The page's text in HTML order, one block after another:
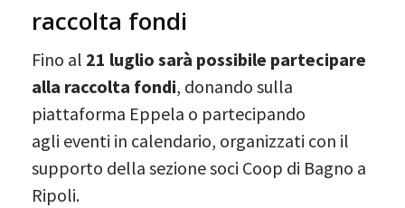
raccolta fondi
Fino al 21 luglio sarà possibile partecipare
alla raccolta fondi, donando sulla
piattaforma Eppela o partecipando
agli eventi in calendario, organizzati con il
supporto della sezione soci Coop di Bagno a
Ripoli.